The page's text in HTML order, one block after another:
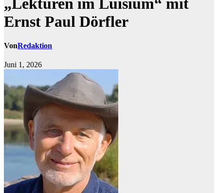
„Lektüren im Luisium“ mit
Ernst Paul Dörfler
VonRedaktion
Juni 1, 2026